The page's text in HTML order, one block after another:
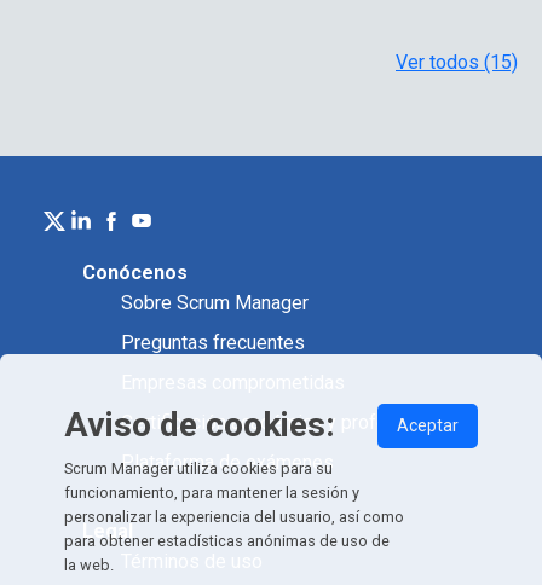
Ver todos (15)
Conócenos
Sobre Scrum Manager
Preguntas frecuentes
Certificación académica y profesional
Plataforma de exámenes
Legal
Aviso de cookies:
Scrum Manager utiliza cookies para su
funcionamiento, para mantener la sesión y
personalizar la experiencia del usuario, así como
para obtener estadísticas anónimas de uso de
la web.
Aceptar